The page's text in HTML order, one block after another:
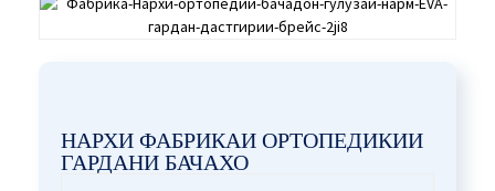
НАРХИ ФАБРИКАИ ОРТОПЕДИКИИ
ГАРДАНИ БАЧАХО